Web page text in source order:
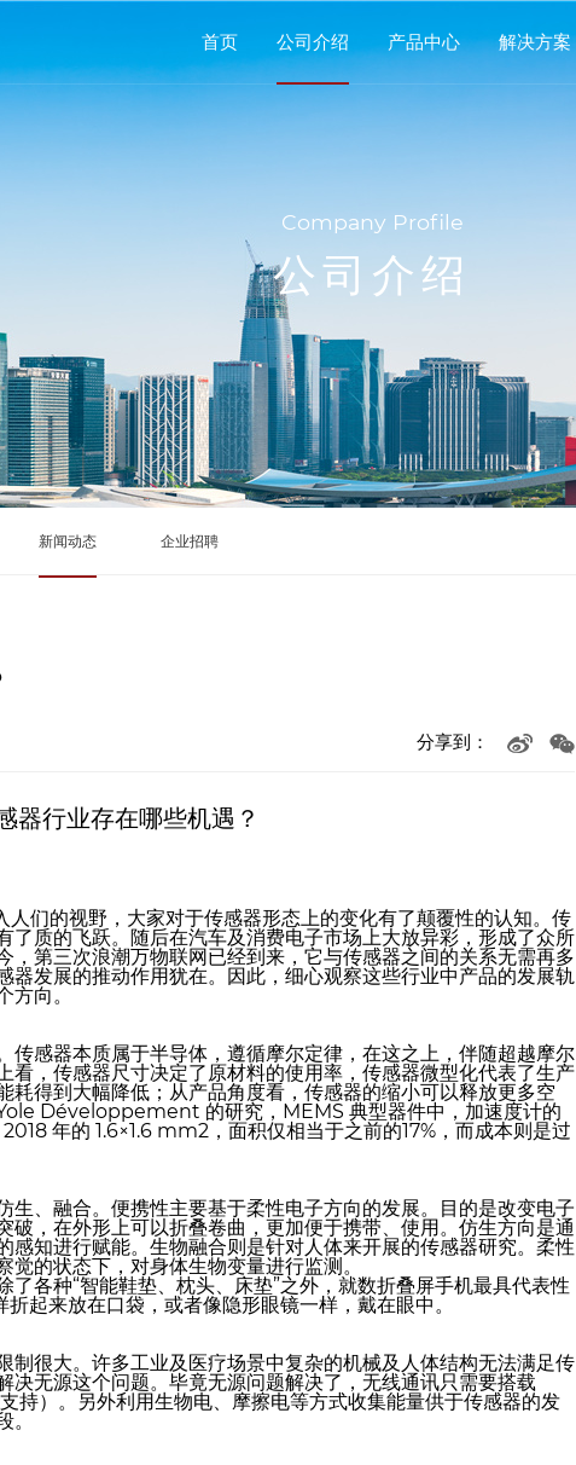
首页 公司介绍 产品中心 解决方案
Company Profile
公司介绍
新闻动态 企业招聘
分享到：
器行业存在哪些机遇？
们的视野，大家对于传感器形态上的变化有了颠覆性的认知。传
了质的飞跃。随后在汽车及消费电子市场上大放异彩，形成了众所
，第三次浪潮万物联网已经到来，它与传感器之间的关系无需再多
器发展的推动作用犹在。因此，细心观察这些行业中产品的发展轨
向。
传感器本质属于半导体，遵循摩尔定律，在这之上，伴随超越摩尔
看，传感器尺寸决定了原材料的使用率，传感器微型化代表了生产
耗得到大幅降低；从产品角度看，传感器的缩小可以释放更多空
Développement 的研究，MEMS 典型器件中，加速度计的
年的 1.6×1.6 mm2，面积仅相当于之前的17%，而成本则是过
生、融合。便携性主要基于柔性电子方向的发展。目的是改变电子
破，在外形上可以折叠卷曲，更加便于携带、使用。仿生方向是通
感知进行赋能。生物融合则是针对人体来开展的传感器研究。柔性
的状态下，对身体生物变量进行监测。
了各种“智能鞋垫、枕头、床垫”之外，就数折叠屏手机最具代表性
起来放在口袋，或者像隐形眼镜一样，戴在眼中。
制很大。许多工业及医疗场景中复杂的机械及人体结构无法满足传
决无源这个问题。毕竟无源问题解决了，无线通讯只需要搭载
持）。另外利用生物电、摩擦电等方式收集能量供于传感器的发